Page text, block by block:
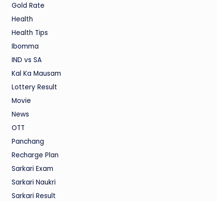
Gold Rate
Health
Health Tips
Ibomma
IND vs SA
Kal Ka Mausam
Lottery Result
Movie
News
OTT
Panchang
Recharge Plan
Sarkari Exam
Sarkari Naukri
Sarkari Result